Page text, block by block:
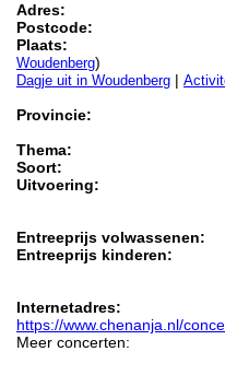
Adres:
Postcode:
Plaats:
Woudenberg)
Dagje uit in Woudenberg |
Provincie:
Thema:
Soort:
Uitvoering:
Entreeprijs volwassenen:
Entreeprijs kinderen:
Internetadres:
https://www.chenanja.nl/
Meer concerten: